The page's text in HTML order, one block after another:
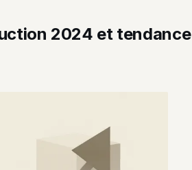
2024 et tendance